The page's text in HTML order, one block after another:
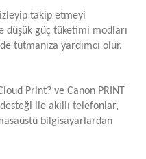
izleyip takip etmeyi
düşük güç tüketimi modları
tutmanıza yardımcı olur.
Print? ve Canon PRINT
ile akıllı telefonlar,
bilgisayarlardan